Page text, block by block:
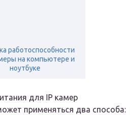
работоспособности
на компьютере и
ноутбуке
для IP камер
применяться два способа: